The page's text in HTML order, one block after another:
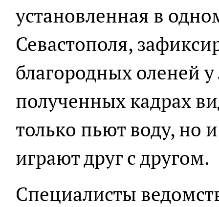
установленная в
Севастополя,
благородных оленей
полученных кадрах
только пьют воду, но
играют друг с другом.
Специалисты